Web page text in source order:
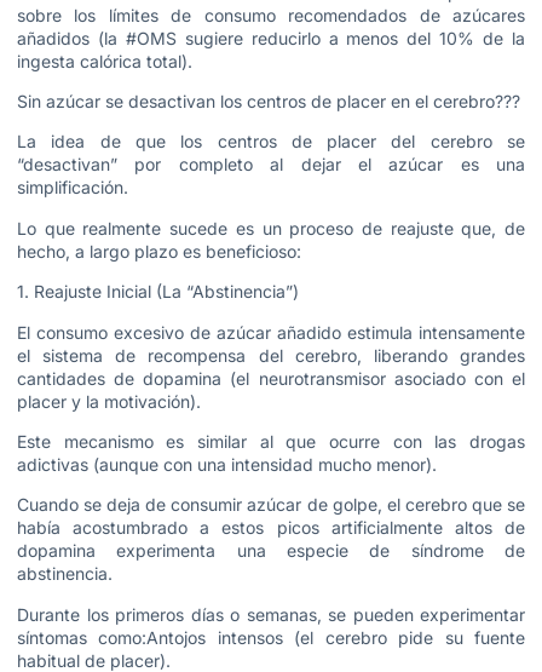
sobre los límites de consumo recomendados de azúcares
añadidos (la #OMS sugiere reducirlo a menos del 10% de la
ingesta calórica total).
Sin azúcar se desactivan los centros de placer en el cerebro???
La idea de que los centros de placer del cerebro se
“desactivan” por completo al dejar el azúcar es una
simplificación.
Lo que realmente sucede es un proceso de reajuste que, de
hecho, a largo plazo es beneficioso:
1. Reajuste Inicial (La “Abstinencia”)
El consumo excesivo de azúcar añadido estimula intensamente
el sistema de recompensa del cerebro, liberando grandes
cantidades de dopamina (el neurotransmisor asociado con el
placer y la motivación).
Este mecanismo es similar al que ocurre con las drogas
adictivas (aunque con una intensidad mucho menor).
Cuando se deja de consumir azúcar de golpe, el cerebro que se
había acostumbrado a estos picos artificialmente altos de
dopamina experimenta una especie de síndrome de
abstinencia.
Durante los primeros días o semanas, se pueden experimentar
síntomas como:Antojos intensos (el cerebro pide su fuente
habitual de placer).